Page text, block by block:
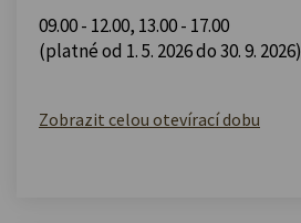
09.00 - 12.00, 13.00 - 17.00
(platné od 1. 5. 2026 do 30. 9. 2026)
Zobrazit celou otevírací dobu